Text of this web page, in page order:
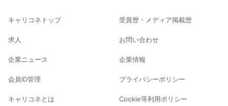
キャリコネトップ
求人
企業ニュース
会員ID管理
キャリコネとは
受賞歴・メディア掲載歴
お問い合わせ
企業情報
プライバシーポリシー
Cookie等利用ポリシー